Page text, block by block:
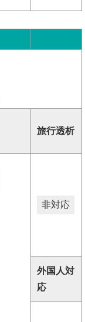
旅行透析
非対応
外国人対
応